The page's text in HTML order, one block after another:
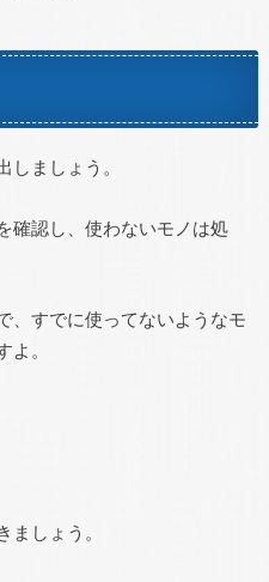
しましょう。
確認し、使わないモノは処
、すでに使ってないようなモ
よ。
しょう。